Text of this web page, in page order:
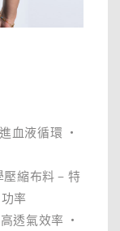
血液循環 ‧
縮布料 – 特
率
透氣效率 ‧